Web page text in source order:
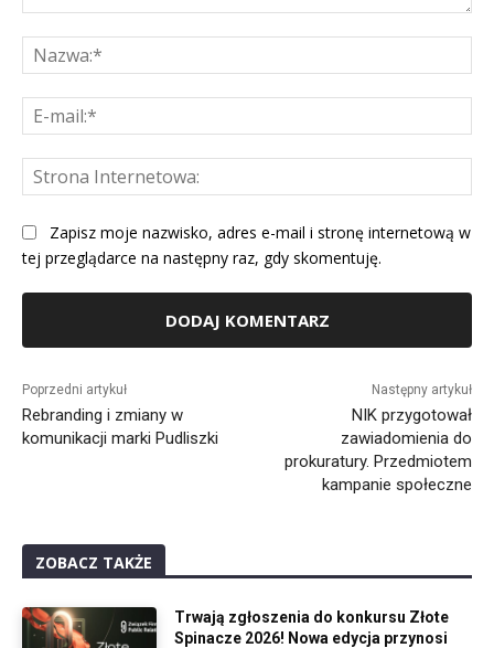
Zapisz moje nazwisko, adres e-mail i stronę internetową w
tej przeglądarce na następny raz, gdy skomentuję.
Poprzedni artykuł
Rebranding i zmiany w
komunikacji marki Pudliszki
Następny artykuł
NIK przygotował
zawiadomienia do
prokuratury. Przedmiotem
kampanie społeczne
ZOBACZ TAKŻE
Trwają zgłoszenia do konkursu Złote
Spinacze 2026! Nowa edycja przynosi